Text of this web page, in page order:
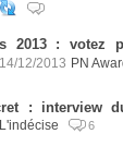
2013 : votez
14/12/2013 PN
: interview
L'indécise 6